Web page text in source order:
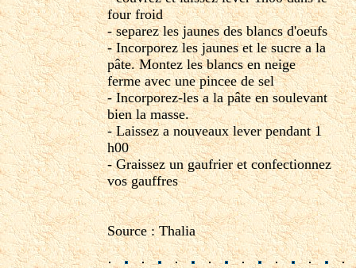
four froid
- separez les jaunes des blancs d'oeufs
- Incorporez les jaunes et le sucre a la
pâte. Montez les blancs en neige
ferme avec une pincee de sel
- Incorporez-les a la pâte en soulevant
bien la masse.
- Laissez a nouveaux lever pendant 1
h00
- Graissez un gaufrier et confectionnez
vos gauffres
Source : Thalia